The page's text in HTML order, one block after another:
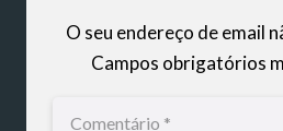
O seu endereço de email
Campos obrigatórios